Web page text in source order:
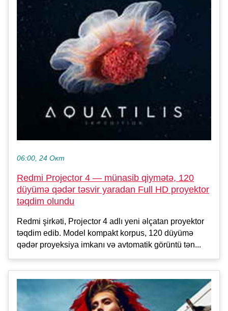
06:00, 24 Окт
Redmi Projector 4 — münasib qiymətə, 120
düyümə qədər təsvir yaradan Full HD proyektor
təqdim olundu
Redmi şirkəti, Projector 4 adlı yeni əlçatan proyektor
təqdim edib. Model kompakt korpus, 120 düyümə
qədər proyeksiya imkanı və avtomatik görüntü tən...